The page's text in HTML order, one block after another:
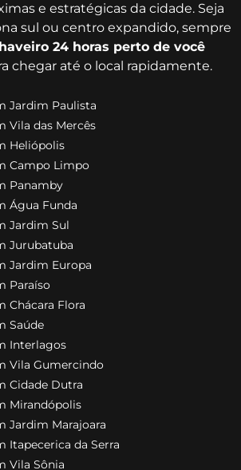
e estratégicas da cidade. Seja
sul ou centro expandido, sempre
24 horas perto de você
chegar até o local rapidamente.
Jardim Paulista
Vila das Mercês
Heliópolis
Campo Limpo
Panamby
Água Funda
Jardim Sul
Jurubatuba
Jardim Europa
Paraíso
Chácara Flora
Saúde
Interlagos
Vila Gumercindo
Cidade Dutra
Mirandópolis
Jardim Marajoara
Itapecerica da Serra
Vila Sônia